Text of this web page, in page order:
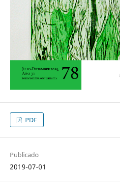
PDF
Publicado
2019-07-01